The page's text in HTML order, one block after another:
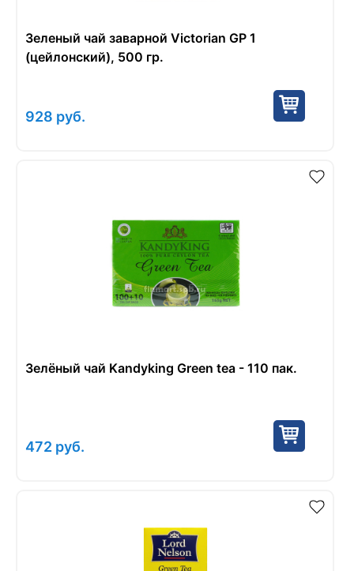
Зеленый чай заварной Victorian GP 1
(цейлонский), 500 гр.
928 руб.
Зелёный чай Kandyking Green tea - 110 пак.
472 руб.